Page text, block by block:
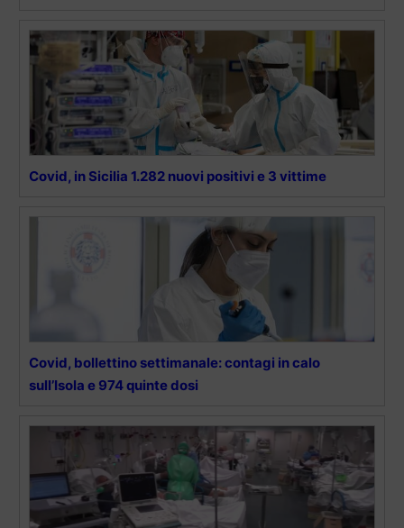
Covid, in Sicilia 1.282 nuovi positivi e 3 vittime
Covid, bollettino settimanale: contagi in calo
sull’Isola e 974 quinte dosi